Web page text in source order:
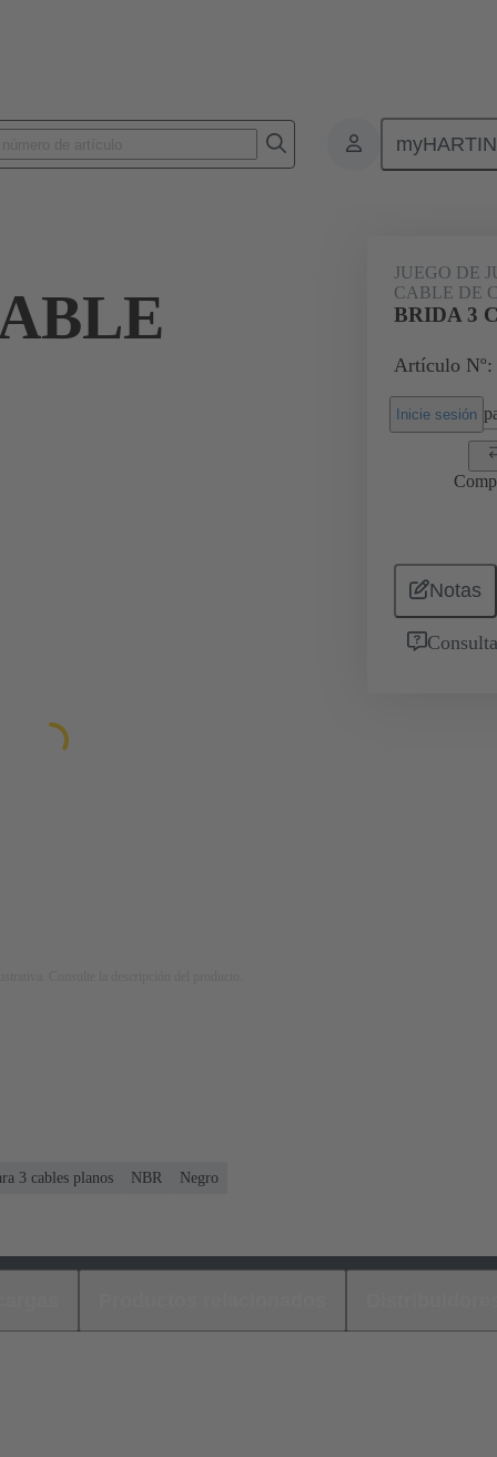
Accesorios Juntas
JUEGO DE
CABLE DE
BRIDA 3
Artículo Nº:
Inicie sesión
Notas
3 cables planos
NBR Negro